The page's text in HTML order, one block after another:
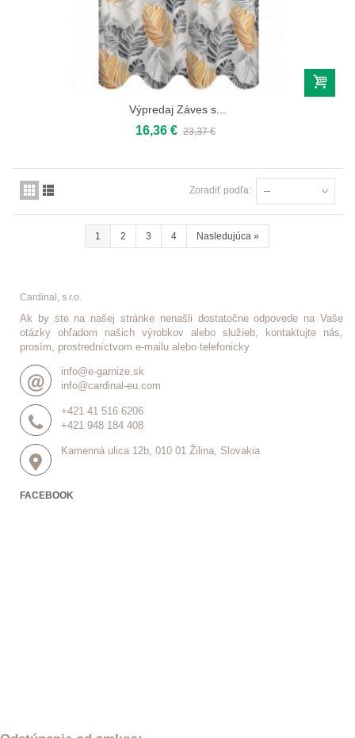
Výpredaj Záves s...
16,36 € 23,37 €
Zoradiť podľa: --
1 2 3 4 Nasledujúca »
Cardinal, s.r.o.
Ak by ste na našej stránke nenašli dostatočne odpovede na Vaše
otázky ohľadom našich výrobkov alebo služieb, kontaktujte nás,
prosím, prostredníctvom e-mailu alebo telefonicky
info@e-garnize.sk
info@cardinal-eu.com
+421 41 516 6206
+421 948 184 408
Kamenná ulica 12b, 010 01 Žilina, Slovakia
FACEBOOK